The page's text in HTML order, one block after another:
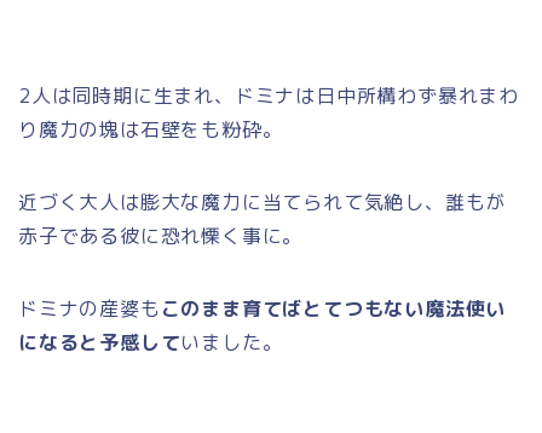
2人は同時期に生まれ、ドミナは日中所構わず暴れまわ
り魔力の塊は石壁をも粉砕。
近づく大人は膨大な魔力に当てられて気絶し、誰もが
赤子である彼に恐れ慄く事に。
ドミナの産婆もこのまま育てばとてつもない魔法使い
になると予感していました。